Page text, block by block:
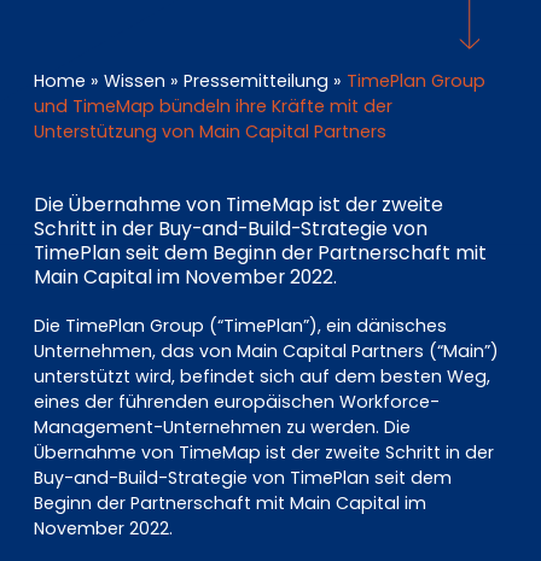
Pulse login
Home » Wissen » Pressemitteilung » TimePlan Group
und TimeMap bündeln ihre Kräfte mit der
Unterstützung von Main Capital Partners
Die Übernahme von TimeMap ist der zweite
Schritt in der Buy-and-Build-Strategie von
TimePlan seit dem Beginn der Partnerschaft mit
Main Capital im November 2022.
Die TimePlan Group (“TimePlan”), ein dänisches
Unternehmen, das von Main Capital Partners (“Main”)
unterstützt wird, befindet sich auf dem besten Weg,
eines der führenden europäischen Workforce-
Management-Unternehmen zu werden. Die
Übernahme von TimeMap ist der zweite Schritt in der
Buy-and-Build-Strategie von TimePlan seit dem
Beginn der Partnerschaft mit Main Capital im
November 2022.